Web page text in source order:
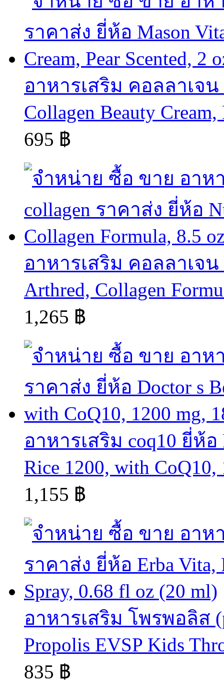
อาหารเสริม คอลลาเจน
Collagen Beauty Cream,
695 ฿
อาหารเสริม คอลลาเจน
Arthred, Collagen
1,265 ฿
อาหารเสริม coq10 ยี่ห้อ
Rice 1200, with CoQ10,
1,155 ฿
อาหารเสริม โพรพอลิส
Propolis EVSP Kids
835 ฿